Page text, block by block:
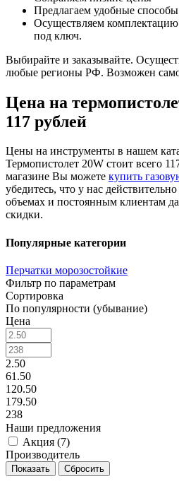
Предлагаем удобные
Осуществляем комплектацию
под ключ.
Выбирайте и заказывайте.
любые регионы РФ. Возможен
Цена на
117 рублей
Цены на инструменты в нашем
Термопистолет 20W стоит всего
магазине Вы можете купить
убедитесь, что у нас
объемах и постоянным клиентам
скидки.
Популярные категории
Перчатки морозостойкие
Фильтр по параметрам
Сортировка
По популярности (убывание)
Цена
2.50
61.50
120.50
179.50
238
Наши предложения
Акция (7)
Производитель
Сбросить